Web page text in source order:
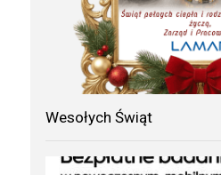
Wesołych Świąt